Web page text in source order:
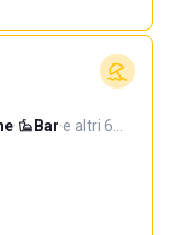
· Bar·e altri 6…